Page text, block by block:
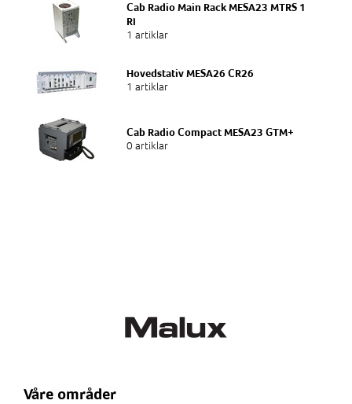
Cab Radio Main Rack MESA23 MTRS 1
RI
1 artiklar
Hovedstativ MESA26 CR26
1 artiklar
Cab Radio Compact MESA23 GTM+
0 artiklar
Våre områder